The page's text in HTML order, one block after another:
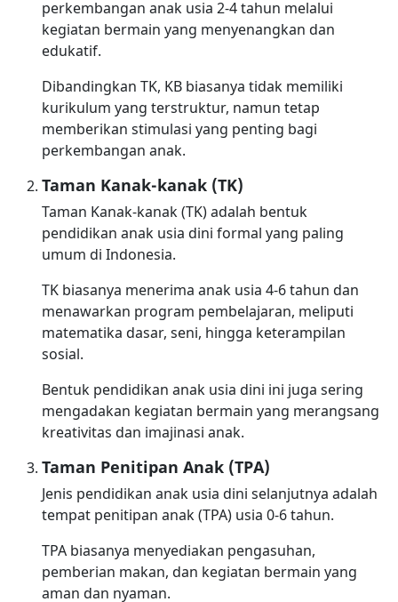
perkembangan anak usia 2-4 tahun melalui
kegiatan bermain yang menyenangkan dan
edukatif.
Dibandingkan TK, KB biasanya tidak memiliki
kurikulum yang terstruktur, namun tetap
memberikan stimulasi yang penting bagi
perkembangan anak.
Taman Kanak-kanak (TK)
Taman Kanak-kanak (TK) adalah bentuk
pendidikan anak usia dini formal yang paling
umum di Indonesia.
TK biasanya menerima anak usia 4-6 tahun dan
menawarkan program pembelajaran, meliputi
matematika dasar, seni, hingga keterampilan
sosial.
Bentuk pendidikan anak usia dini ini juga sering
mengadakan kegiatan bermain yang merangsang
kreativitas dan imajinasi anak.
Taman Penitipan Anak (TPA)
Jenis pendidikan anak usia dini selanjutnya adalah
tempat penitipan anak (TPA) usia 0-6 tahun.
TPA biasanya menyediakan pengasuhan,
pemberian makan, dan kegiatan bermain yang
aman dan nyaman.